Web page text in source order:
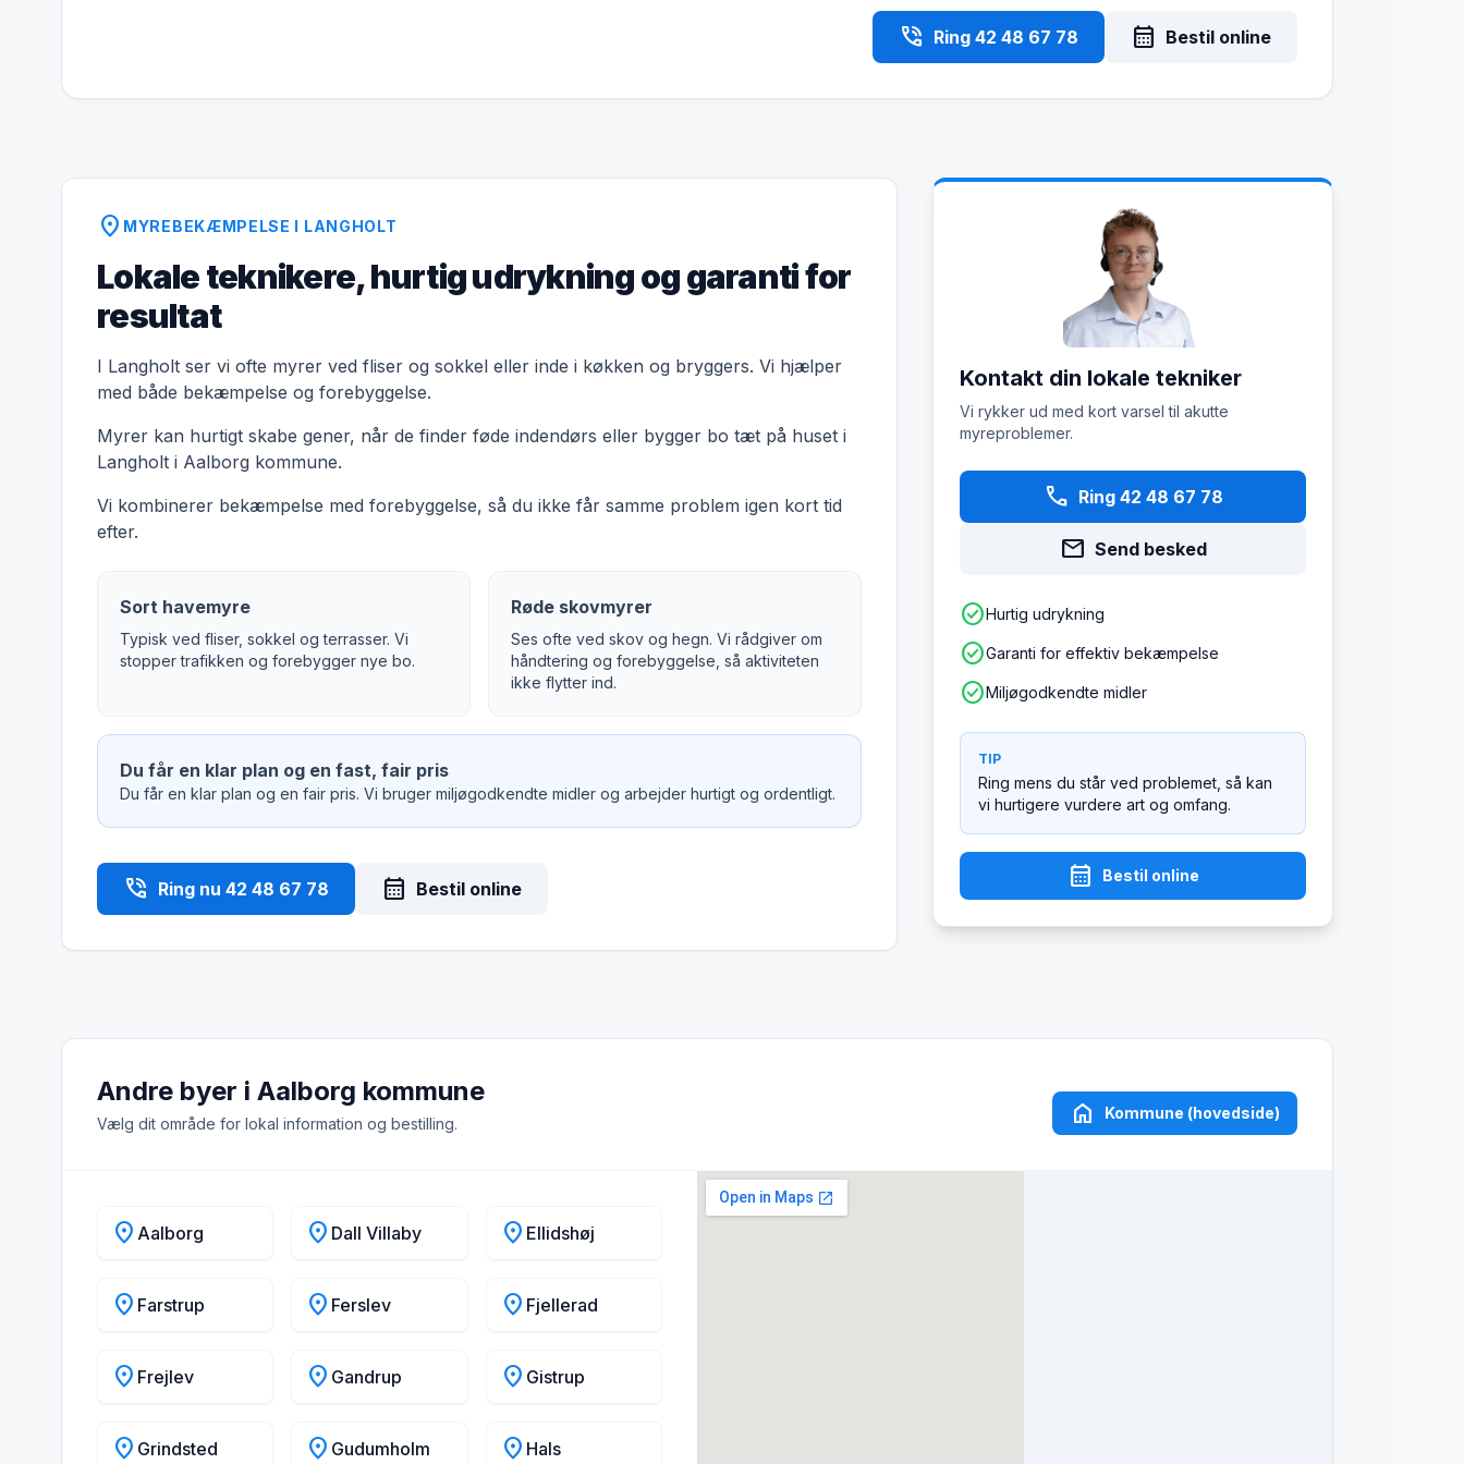
phone_in_talk Ring 42 48 67 78 calendar_month Bestil online
location_on MYREBEKÆMPELSE I LANGHOLT
Lokale teknikere, hurtig udrykning og garanti for
resultat
I Langholt ser vi ofte myrer ved fliser og sokkel eller inde i køkken og bryggers. Vi hjælper
med både bekæmpelse og forebyggelse.
Myrer kan hurtigt skabe gener, når de finder føde indendørs eller bygger bo tæt på huset i
Langholt i Aalborg kommune.
Vi kombinerer bekæmpelse med forebyggelse, så du ikke får samme problem igen kort tid
efter.
Sort havemyre
Typisk ved fliser, sokkel og terrasser. Vi
stopper trafikken og forebygger nye bo.
Røde skovmyrer
Ses ofte ved skov og hegn. Vi rådgiver om
håndtering og forebyggelse, så aktiviteten
ikke flytter ind.
Du får en klar plan og en fast, fair pris
Du får en klar plan og en fair pris. Vi bruger miljøgodkendte midler og arbejder hurtigt og ordentligt.
phone_in_talk Ring nu 42 48 67 78 calendar_month Bestil online
Kontakt din lokale tekniker
Vi rykker ud med kort varsel til akutte
myreproblemer.
phone Ring 42 48 67 78
mail Send besked
check_circleHurtig udrykning
check_circleGaranti for effektiv bekæmpelse
check_circleMiljøgodkendte midler
TIP
Ring mens du står ved problemet, så kan
vi hurtigere vurdere art og omfang.
calendar_month Bestil online
Andre byer i Aalborg kommune
Vælg dit område for lokal information og bestilling. home Kommune (hovedside)
location_on Aalborg location_on Dall Villaby location_on Ellidshøj
location_on Farstrup location_on Ferslev location_on Fjellerad
location_on Frejlev location_on Gandrup location_on Gistrup
location_on Grindsted location_on Gudumholm location_on Hals